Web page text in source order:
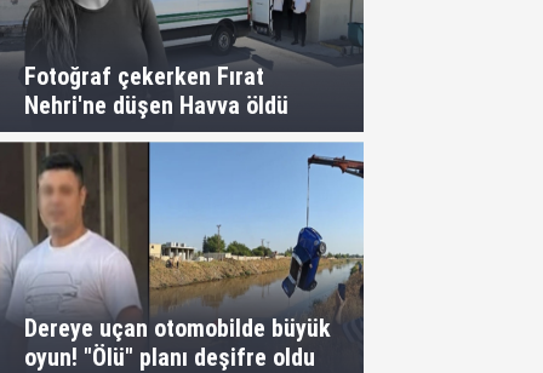
Fotoğraf çekerken Fırat
Nehri'ne düşen Havva öldü
Dereye uçan otomobilde büyük
oyun! "Ölü" planı deşifre oldu